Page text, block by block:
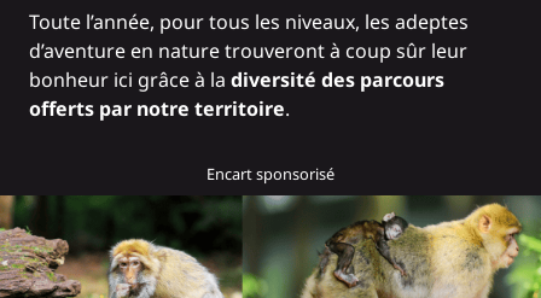
Toute l’année, pour tous les niveaux, les adeptes
d’aventure en nature trouveront à coup sûr leur
bonheur ici grâce à la diversité des parcours
offerts par notre territoire.